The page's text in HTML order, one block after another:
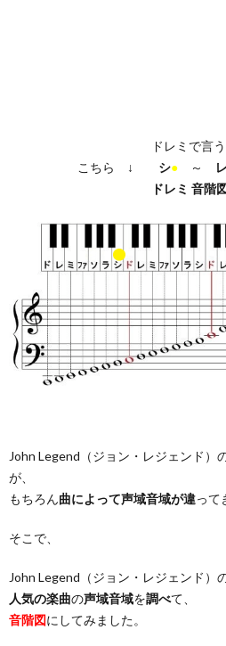
ドレミで言
こちら ↓ シ●～
ドレミ 音階
John Legend（ジョン・レジェンド）
が、
もちろん曲によって声域音域が違って
そこで、
John Legend（ジョン・レジェンド）
人気の楽曲の声域音域を調べて、
音階図にしてみました。